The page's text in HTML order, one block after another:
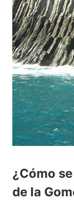
¿Cómo
de la